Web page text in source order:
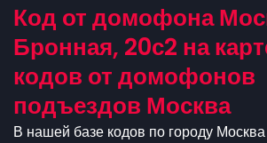
Код от домофона
Бронная, 20с2 на
кодов от домофонов
подъездов Москва
В нашей базе кодов по городу